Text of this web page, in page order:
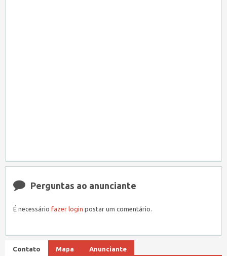
Perguntas ao anunciante
É necessário fazer login postar um comentário.
Contato Mapa Anunciante